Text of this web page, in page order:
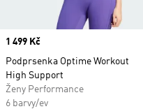
Price
1 499 Kč
Podprsenka Optime Workout
High Support
Ženy Performance
6 barvy/ev